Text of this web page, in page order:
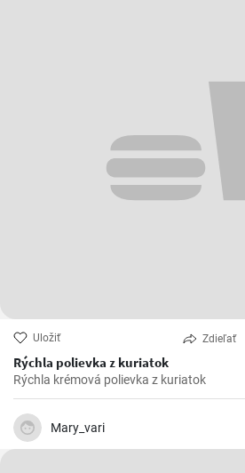
Uložiť Zdieľať
Rýchla polievka z kuriatok
Rýchla krémová polievka z kuriatok
Mary_vari